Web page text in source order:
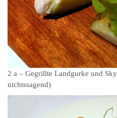
2 a – Gegrillte Landgurke und
nichtssagend)